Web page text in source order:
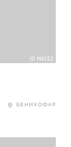
БЕНИХОФАР
ID N6122